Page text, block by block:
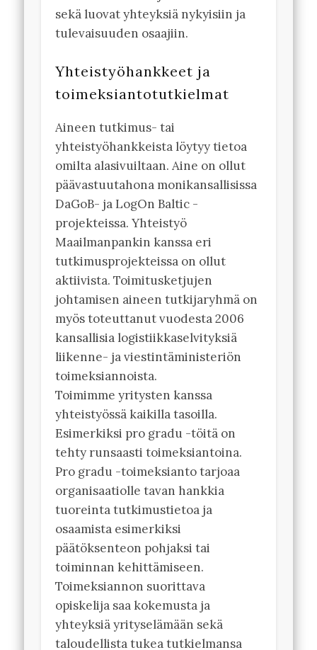
sekä luovat yhteyksiä nykyisiin ja
tulevaisuuden osaajiin.
Yhteistyöhankkeet ja
toimeksiantotutkielmat
Aineen tutkimus- tai
yhteistyöhankkeista löytyy tietoa
omilta alasivuiltaan. Aine on ollut
päävastuutahona monikansallisissa
DaGoB- ja LogOn Baltic -
projekteissa. Yhteistyö
Maailmanpankin kanssa eri
tutkimusprojekteissa on ollut
aktiivista. Toimitusketjujen
johtamisen aineen tutkijaryhmä on
myös toteuttanut vuodesta 2006
kansallisia logistiikkaselvityksiä
liikenne- ja viestintäministeriön
toimeksiannoista.
Toimimme yritysten kanssa
yhteistyössä kaikilla tasoilla.
Esimerkiksi pro gradu -töitä on
tehty runsaasti toimeksiantoina.
Pro gradu -toimeksianto tarjoaa
organisaatiolle tavan hankkia
tuoreinta tutkimustietoa ja
osaamista esimerkiksi
päätöksenteon pohjaksi tai
toiminnan kehittämiseen.
Toimeksiannon suorittava
opiskelija saa kokemusta ja
yhteyksiä yrityselämään sekä
taloudellista tukea tutkielmansa